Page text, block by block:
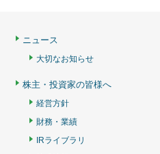
ニュース
大切なお知らせ
株主・投資家の皆様へ
経営方針
財務・業績
IRライブラリ